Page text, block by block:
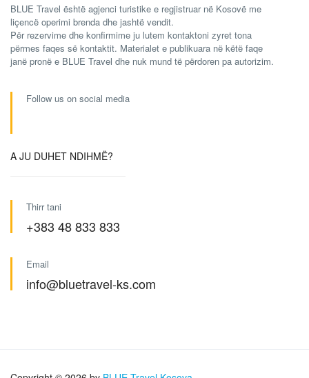
BLUE Travel është agjenci turistike e regjistruar në Kosovë me
liçencë operimi brenda dhe jashtë vendit.
Për rezervime dhe konfirmime ju lutem kontaktoni zyret tona
përmes faqes së kontaktit. Materialet e publikuara në këtë faqe
janë pronë e BLUE Travel dhe nuk mund të përdoren pa autorizim.
Follow us on social media
A JU DUHET NDIHMË?
Thirr tani
+383 48 833 833
Email
info@bluetravel-ks.com